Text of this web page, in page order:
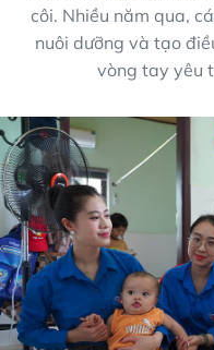
côi. Nhiều năm qua,
nuôi dưỡng và tạo
vòng tay yêu